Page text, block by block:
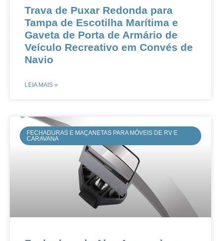
Trava de Puxar Redonda para
Tampa de Escotilha Marítima e
Gaveta de Porta de Armário de
Veículo Recreativo em Convés de
Navio
LEIA MAIS »
FECHADURAS E MAÇANETAS PARA MÓVEIS DE RV E
CARAVANA